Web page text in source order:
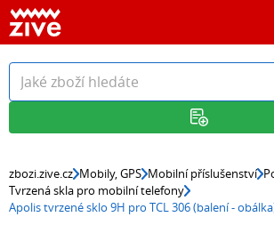
zbozi.zive.cz Mobily, GPS Mobilní příslušenství
Tvrzená skla pro mobilní telefony
Apolis tvrzené sklo 9H pro TCL 306 (balení -